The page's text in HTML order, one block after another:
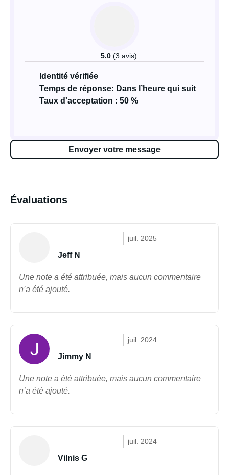
5.0 (3 avis)
Identité vérifiée
Temps de réponse: Dans l’heure qui suit
Taux d'acceptation : 50 %
Envoyer votre message
Évaluations
juil. 2025
Jeff N
Une note a été attribuée, mais aucun commentaire
n’a été ajouté.
juil. 2024
Jimmy N
Une note a été attribuée, mais aucun commentaire
n’a été ajouté.
juil. 2024
Vilnis G